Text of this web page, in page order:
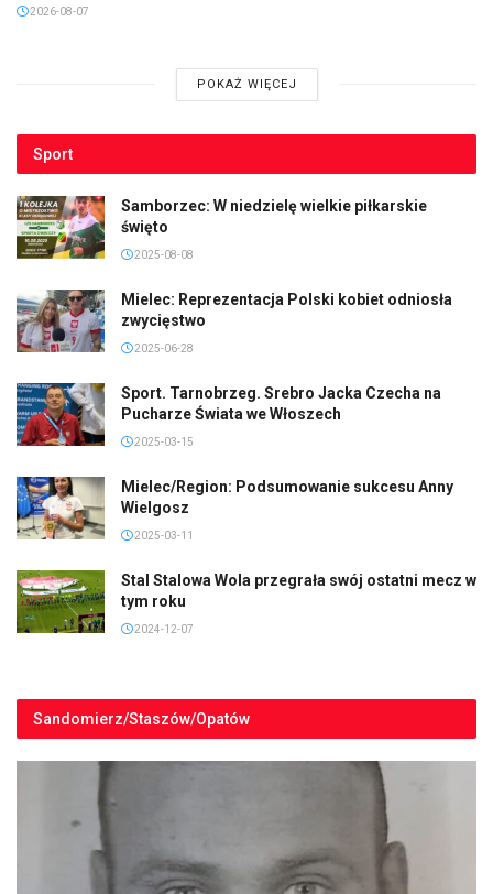
2026-08-07
POKAŻ WIĘCEJ
Sport
Samborzec: W niedzielę wielkie piłkarskie
święto
2025-08-08
Mielec: Reprezentacja Polski kobiet odniosła
zwycięstwo
2025-06-28
Sport. Tarnobrzeg. Srebro Jacka Czecha na
Pucharze Świata we Włoszech
2025-03-15
Mielec/Region: Podsumowanie sukcesu Anny
Wielgosz
2025-03-11
Stal Stalowa Wola przegrała swój ostatni mecz w
tym roku
2024-12-07
Sandomierz/Staszów/Opatów